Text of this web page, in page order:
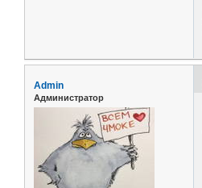
Admin
Администратор